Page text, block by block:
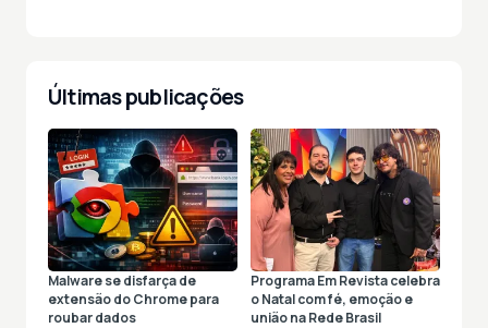
Últimas publicações
Malware se disfarça de
extensão do Chrome para
roubar dados
Programa Em Revista celebra
o Natal com fé, emoção e
união na Rede Brasil